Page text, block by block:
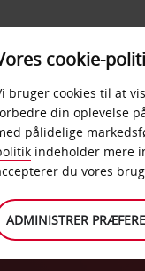
cookie-
bruger cookies til at
din oplevelse
pålidelige
indeholder mere
du vores
ADMINISTRER